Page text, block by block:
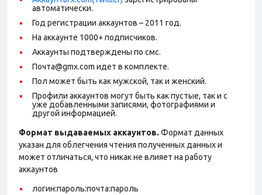
автоматически.
Год регистрации аккаунтов – 2011 год.
На аккаунте 1000+ подписчиков.
Аккаунты подтверждены по смс.
Почта@gmx.com идет в комплекте.
Пол может быть как мужской, так и женский.
Профили аккаунтов могут быть как пустые, так и с
уже добавленными записями, фотографиями и
другой информацией.
Формат выдаваемых аккаунтов. Формат данных
указан для облегчения чтения полученных данных и
может отличаться, что никак не влияет на работу
аккаунтов
логин:пароль:почта:пароль